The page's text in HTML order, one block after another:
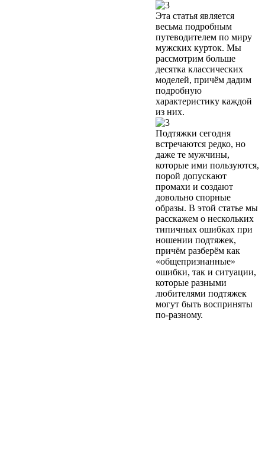
Эта статья является
весьма подробным
путеводителем по миру
мужских курток. Мы
рассмотрим больше
десятка классических
моделей, причём дадим
подробную
характеристику каждой
из них.
Подтяжки сегодня
встречаются редко, но
даже те мужчины,
которые ими пользуются,
порой допускают
промахи и создают
довольно спорные
образы. В этой статье мы
расскажем о нескольких
типичных ошибках при
ношении подтяжек,
причём разберём как
«общепризнанные»
ошибки, так и ситуации,
которые разными
любителями подтяжек
могут быть восприняты
по-разному.